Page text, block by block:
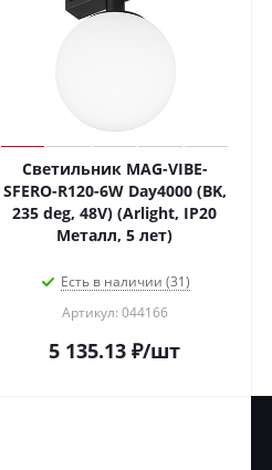
Светильник MAG-VIBE-
SFERO-R120-6W Day4000 (BK,
235 deg, 48V) (Arlight, IP20
Металл, 5 лет)
Есть в наличии (31)
Артикул: 044166
5 135.13 ₽/шт